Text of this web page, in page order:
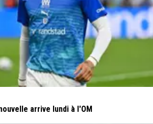
arrive lundi à l'OM